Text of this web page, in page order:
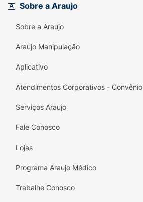
Sobre a Araujo
Sobre a Araujo
Araujo Manipulação
Aplicativo
Atendimentos Corporativos - Convênio
Serviços Araujo
Fale Conosco
Lojas
Programa Araujo Médico
Trabalhe Conosco